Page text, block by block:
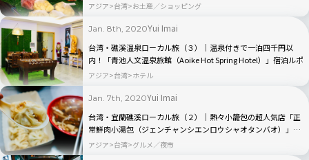
アジア 台湾 お土産／ショッピング
Jan. 8th, 2020Yui Imai
台湾・礁溪温泉ローカル旅（３）｜温泉付きで一泊四千円以
内！「青池人文温泉旅館（Aoike Hot Spring Hotel）」宿泊ルポ
アジア 台湾 ホテル
Jan. 7th, 2020Yui Imai
台湾・宜蘭礁溪ローカル旅（２）｜熱々小籠包の超人気店「正
常鮮肉小湯包（ジェンチャンシエンロウシャオタンバオ）」を
実食ルポ
アジア 台湾 グルメ／夜市